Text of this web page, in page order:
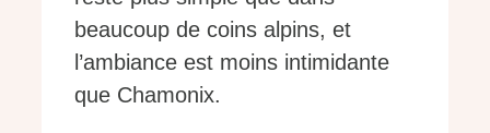
beaucoup de coins alpins, et
l’ambiance est moins intimidante
que Chamonix.